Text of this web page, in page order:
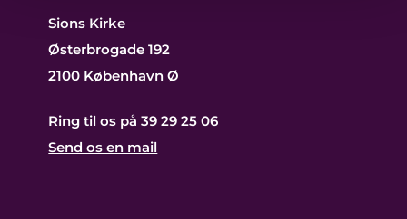
Sions Kirke
Østerbrogade 192
2100 København Ø
Ring til os på 39 29 25 06
Send os en mail